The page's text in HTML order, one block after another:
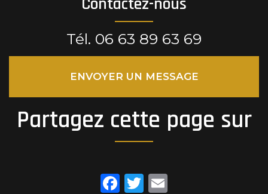
Contactez-nous
Tél. 06 63 89 63 69
ENVOYER UN MESSAGE
Partagez cette page sur
Facebook
Twitter